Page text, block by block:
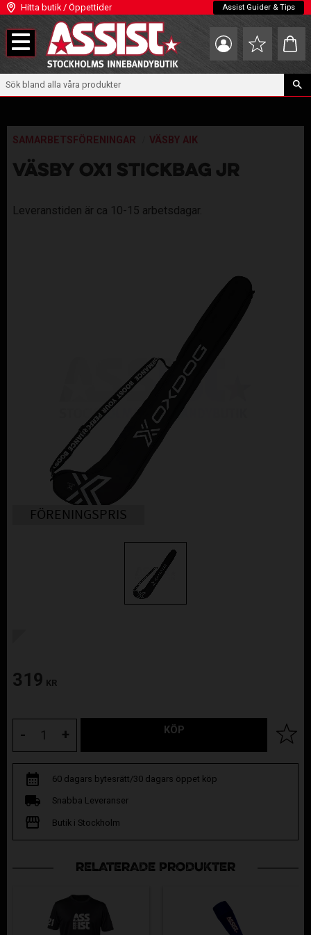
Meny
Hitta butik / Öppettider Assist Guider & Tips
Favoriter
SAMARBETSFÖRENINGAR VÄSBY AIK
VÄSBY OX1 STICKBAG JR
Leveranstiden är ca 10-15 arbetsdagar.
FÖRENINGSPRIS
319 KR
+
- KÖP Lägg
60 dagars bytesrätt/30 dagars öppet köp
Snabba Leveranser
Butik i Stockholm
RELATERADE PRODUKTER